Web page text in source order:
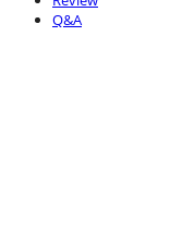
Q&A